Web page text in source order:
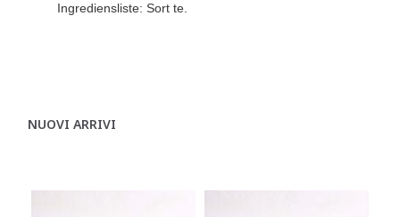
Ingrediensliste: Sort te.
NUOVI ARRIVI